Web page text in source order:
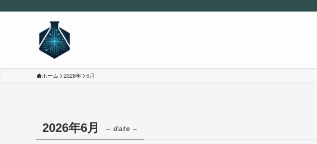
ホーム 2026年 6月
2026年6月 – date –